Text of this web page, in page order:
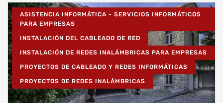
ASISTENCIA INFORMÁTICA - SERVICIOS INFORMÁTICOS
PARA EMPRESAS
INSTALACIÓN DEL CABLEADO DE RED
INSTALACIÓN DE REDES INALÁMBRICAS PARA EMPRESAS
PROYECTOS DE CABLEADO Y REDES INFORMÁTICAS
PROYECTOS DE REDES INALÁMBRICAS